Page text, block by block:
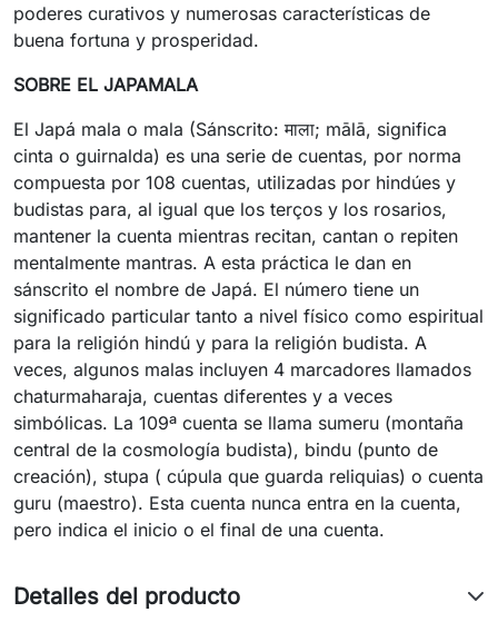
poderes curativos y numerosas características de
buena fortuna y prosperidad.
SOBRE EL JAPAMALA
El Japá mala o mala (Sánscrito: माला; mālā, significa
cinta o guirnalda) es una serie de cuentas, por norma
compuesta por 108 cuentas, utilizadas por hindúes y
budistas para, al igual que los terços y los rosarios,
mantener la cuenta mientras recitan, cantan o repiten
mentalmente mantras. A esta práctica le dan en
sánscrito el nombre de Japá. El número tiene un
significado particular tanto a nivel físico como espiritual
para la religión hindú y para la religión budista. A
veces, algunos malas incluyen 4 marcadores llamados
chaturmaharaja, cuentas diferentes y a veces
simbólicas. La 109ª cuenta se llama sumeru (montaña
central de la cosmología budista), bindu (punto de
creación), stupa ( cúpula que guarda reliquias) o cuenta
guru (maestro). Esta cuenta nunca entra en la cuenta,
pero indica el inicio o el final de una cuenta.
Detalles del producto